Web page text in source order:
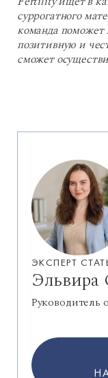
суррогатного
команда поможет
позитивную и
сможет
ЭКСПЕРТ
Эльвира
Руководитель